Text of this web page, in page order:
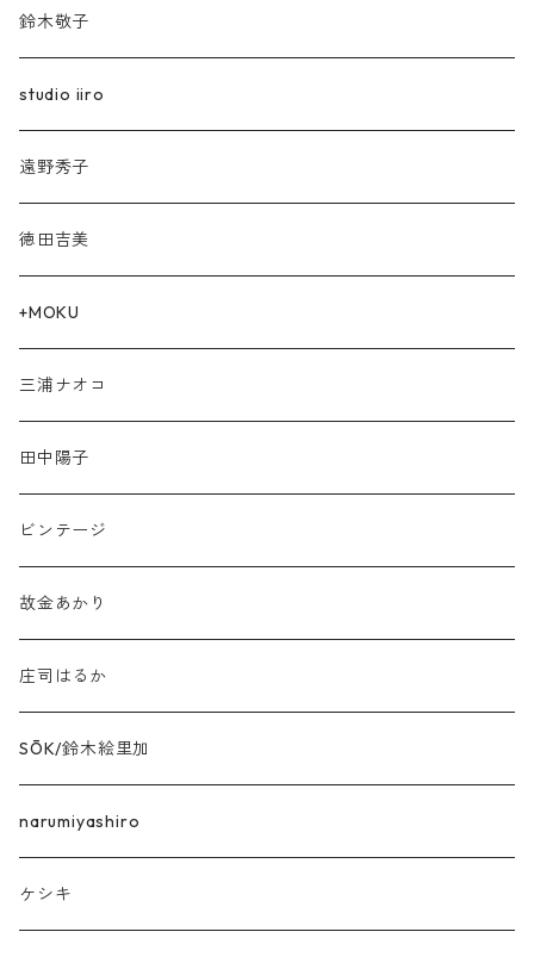
鈴木敬子
studio iiro
遠野秀子
徳田吉美
+MOKU
三浦ナオコ
田中陽子
ビンテージ
故金あかり
庄司はるか
SŌK/鈴木絵里加
narumiyashiro
ケシキ